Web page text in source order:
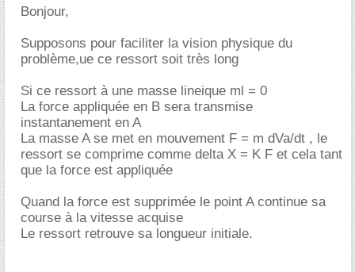
Bonjour,
Supposons pour faciliter la vision physique du
problème,ue ce ressort soit très long
Si ce ressort à une masse lineique ml = 0
La force appliquée en B sera transmise
instantanement en A
La masse A se met en mouvement F = m dVa/dt , le
ressort se comprime comme delta X = K F et cela tant
que la force est appliquée
Quand la force est supprimée le point A continue sa
course à la vitesse acquise
Le ressort retrouve sa longueur initiale.